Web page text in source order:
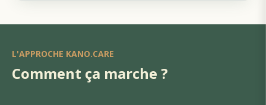
L'APPROCHE KANO.CARE
Comment ça marche ?